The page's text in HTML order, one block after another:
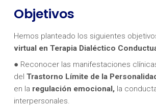
Objetivos
Hemos planteado los siguientes
virtual en Terapia Dialéctico
● Reconocer las manifestaciones
del Trastorno Límite de la
en la regulación emocional,la
interpersonales.